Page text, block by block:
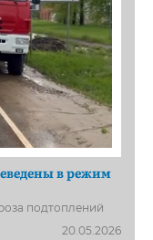
в режим
подтоплений
20.05.2026